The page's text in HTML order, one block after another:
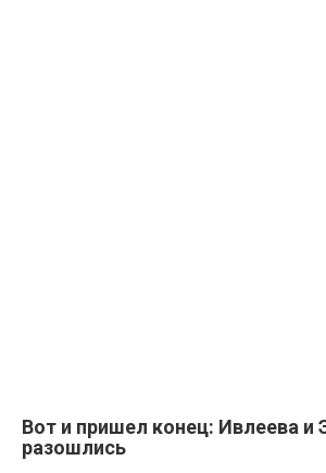
Вот и пришел конец: Ивлеева и
разошлись